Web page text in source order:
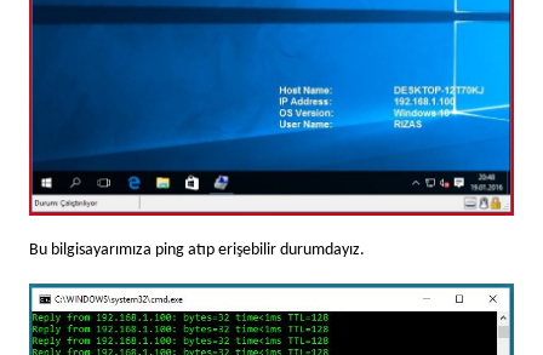
Bu bilgisayarımıza ping atıp erişebilir durumdayız.